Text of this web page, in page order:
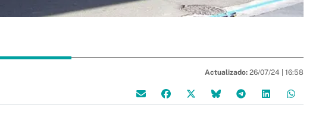
Actualizado: 26/07/24 | 16:58